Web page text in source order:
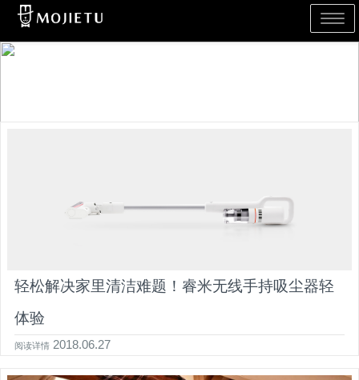
Toggle
轻松解决家里清洁难题！睿米无线手持吸尘器轻
体验
阅读详情2018.06.27